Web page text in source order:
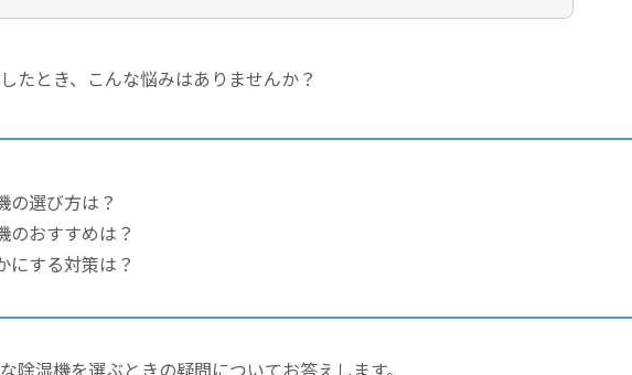
たとき、こんな悩みはありませんか？
の選び方は？
のおすすめは？
にする対策は？
除湿機を選ぶときの疑問についてお答えします。